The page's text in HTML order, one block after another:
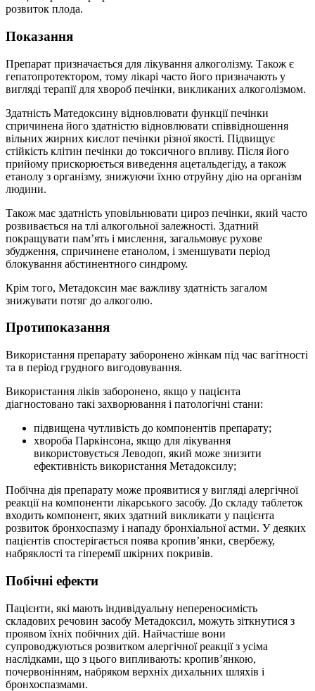
розвиток плода.
Показання
Препарат призначається для лікування алкоголізму. Також є
гепатопротектором, тому лікарі часто його призначають у
вигляді терапії для хвороб печінки, викликаних алкоголізмом.
Здатність Матедоксину відновлювати функції печінки
спричинена його здатністю відновлювати співвідношення
вільних жирних кислот печінки різної якості. Підвищує
стійкість клітин печінки до токсичного впливу. Після його
прийому прискорюється виведення ацетальдегіду, а також
етанолу з організму, знижуючи їхню отруйну дію на організм
людини.
Також має здатність уповільнювати цироз печінки, який часто
розвивається на тлі алкогольної залежності. Здатний
покращувати пам’ять і мислення, загальмовує рухове
збудження, спричинене етанолом, і зменшувати період
блокування абстинентного синдрому.
Крім того, Метадоксин має важливу здатність загалом
знижувати потяг до алкоголю.
Протипоказання
Використання препарату заборонено жінкам під час вагітності
та в період грудного вигодовування.
Використання ліків заборонено, якщо у пацієнта
діагностовано такі захворювання і патологічні стани:
підвищена чутливість до компонентів препарату;
хвороба Паркінсона, якщо для лікування
використовується Леводоп, який може знизити
ефективність використання Метадоксилу;
Побічна дія препарату може проявитися у вигляді алергічної
реакції на компоненти лікарського засобу. До складу таблеток
входить компонент, яких здатний викликати у пацієнта
розвиток бронхоспазму і нападу бронхіальної астми. У деяких
пацієнтів спостерігається поява кропив’янки, свербежу,
набряклості та гіперемії шкірних покривів.
Побічні ефекти
Пацієнти, які мають індивідуальну непереносимість
складових речовин засобу Метадоксил, можуть зіткнутися з
проявом їхніх побічних дій. Найчастіше вони
супроводжуються розвитком алергічної реакції з усіма
наслідками, що з цього випливають: кропив’янкою,
почервонінням, набряком верхніх дихальних шляхів і
бронхоспазмами.